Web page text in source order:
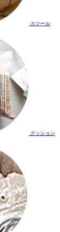
スツール
クッション